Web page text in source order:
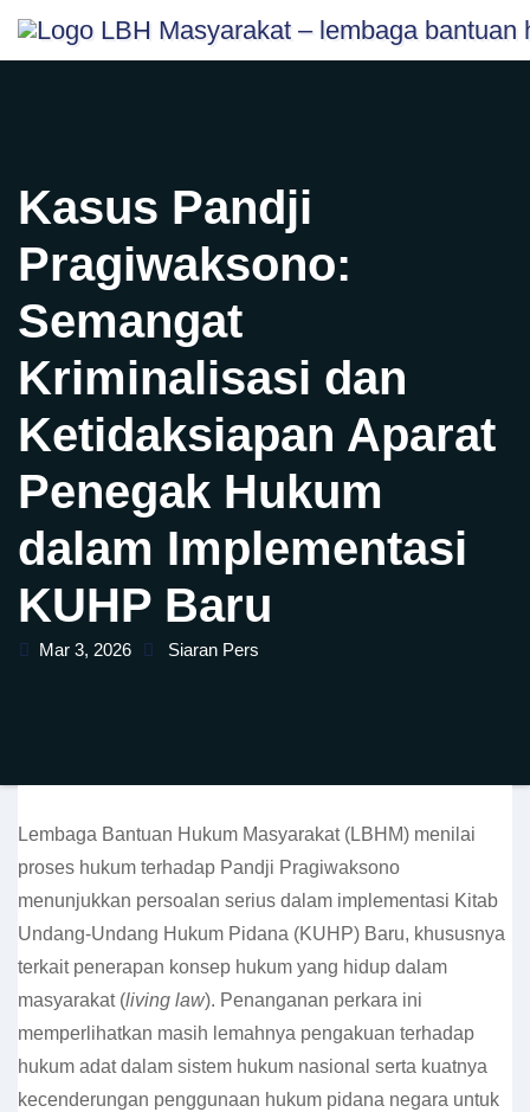
content
Skip
Kasus Pandji
Pragiwaksono:
Semangat
Kriminalisasi dan
Ketidaksiapan Aparat
Penegak Hukum
dalam Implementasi
KUHP Baru
Mar 3, 2026 Siaran Pers
Lembaga Bantuan Hukum Masyarakat (LBHM) menilai
proses hukum terhadap Pandji Pragiwaksono
menunjukkan persoalan serius dalam implementasi Kitab
Undang-Undang Hukum Pidana (KUHP) Baru, khususnya
terkait penerapan konsep hukum yang hidup dalam
masyarakat (living law). Penanganan perkara ini
memperlihatkan masih lemahnya pengakuan terhadap
hukum adat dalam sistem hukum nasional serta kuatnya
kecenderungan penggunaan hukum pidana negara untuk